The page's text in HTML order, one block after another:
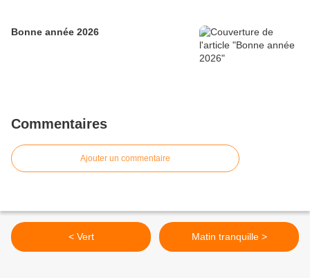
Bonne année 2026
Commentaires
Ajouter un commentaire
< Vert Matin tranquille >